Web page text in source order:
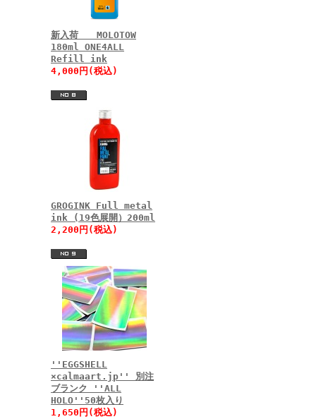
新入荷 MOLOTOW
180ml ONE4ALL
Refill ink
4,000円(税込)
GROGINK Full metal
ink (19色展開）200ml
2,200円(税込)
''EGGSHELL
×calmaart.jp'' 別注
ブランク ''ALL
HOLO''50枚入り
1,650円(税込)